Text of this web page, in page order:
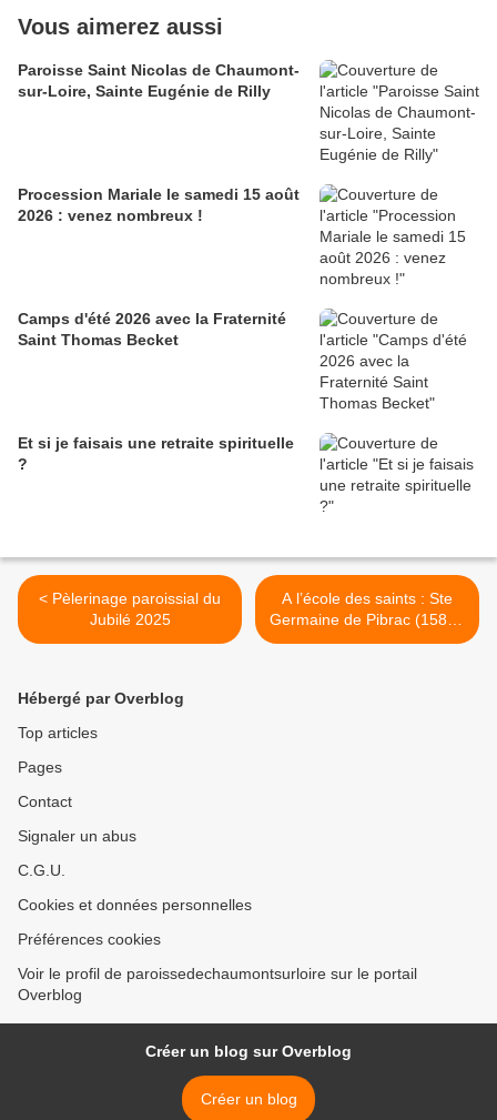
Vous aimerez aussi
Paroisse Saint Nicolas de Chaumont-
sur-Loire, Sainte Eugénie de Rilly
Procession Mariale le samedi 15 août
2026 : venez nombreux !
Camps d'été 2026 avec la Fraternité
Saint Thomas Becket
Et si je faisais une retraite spirituelle
?
< Pèlerinage paroissial du
Jubilé 2025
A l’école des saints : Ste
Germaine de Pibrac (1580 -
1601) >
Hébergé par Overblog
Top articles
Pages
Contact
Signaler un abus
C.G.U.
Cookies et données personnelles
Préférences cookies
Voir le profil de paroissedechaumontsurloire sur le portail
Overblog
Créer un blog sur Overblog
Créer un blog